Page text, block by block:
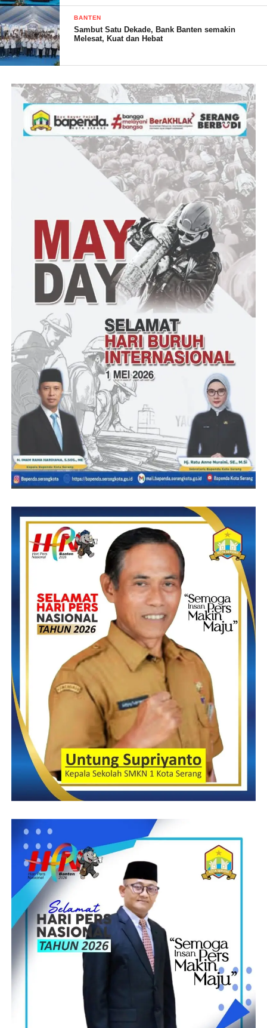
Tujuan dari program tersebut untuk meningkatkan cakupan dan
mutu pelayanan kesehatan bagi ibu hamil dan bayi baru lahir
melalui peningkatan peran aktif keluarga dan masyarakat dalam
merencanakan persalinan yang aman dan persiapan menghadapi
komplikasi dan tanda bahaya kebidanan bagi ibu melahirkan
bayi yang sehat.
Post Views: 19
BANTEN
Sambut Satu Dekade, Bank Banten semakin
Melesat, Kuat dan Hebat